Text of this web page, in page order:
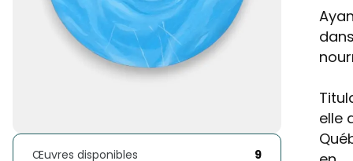
Œuvres disponibles 9
elle